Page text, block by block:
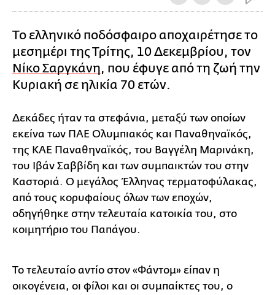
Το ελληνικό ποδόσφαιρο αποχαιρέτησε το
μεσημέρι της Τρίτης, 10 Δεκεμβρίου, τον
Νίκο Σαργκάνη, που έφυγε από τη ζωή την
Κυριακή σε ηλικία 70 ετών.
Δεκάδες ήταν τα στεφάνια, μεταξύ των οποίων
εκείνα των ΠΑΕ Ολυμπιακός και Παναθηναϊκός,
της ΚΑΕ Παναθηναϊκός, του Βαγγέλη Μαρινάκη,
του Ιβάν Σαββίδη και των συμπαικτών του στην
Καστοριά. Ο μεγάλος Έλληνας τερματοφύλακας,
από τους κορυφαίους όλων των εποχών,
οδηγήθηκε στην τελευταία κατοικία του, στο
κοιμητήριο του Παπάγου.
Το τελευταίο αντίο στον «Φάντομ» είπαν η
οικογένεια, οι φίλοι και οι συμπαίκτες του, ο